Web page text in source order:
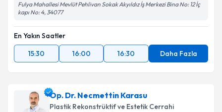
Fulya Mahallesi Mevlüt Pehlivan Sokak Akyıldız İş Merkezi Bina No: 12 İç
kapı No: 4, 34077
En Yakın Saatler
15:30
16:00 16:30 Daha Fazla
Op. Dr. Necmettin Karasu
Plastik Rekonstrüktif ve Estetik Cerrahi